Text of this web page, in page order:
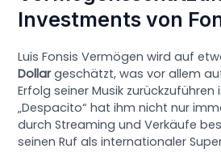
Investments von
Luis Fonsis Vermögen wird auf
Dollargeschätzt, was vor allem
Erfolg seiner Musik zurückzuführen
„Despacito“ hat ihm nicht nur
durch Streaming und Verkäufe
seinen Ruf als internationaler